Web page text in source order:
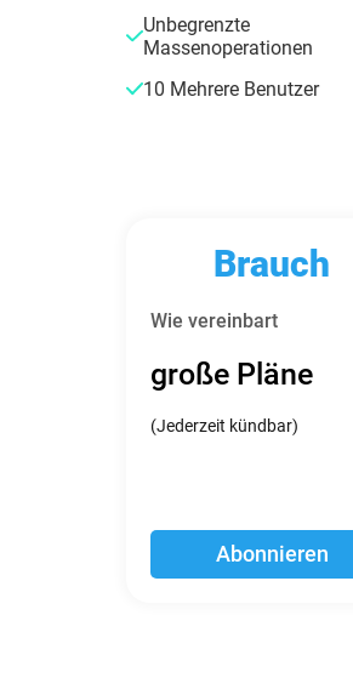
Unbegrenzte
Massenoperationen
10 Mehrere Benutzer
Brauch
Wie vereinbart
große Pläne
(Jederzeit kündbar)
Abonnieren